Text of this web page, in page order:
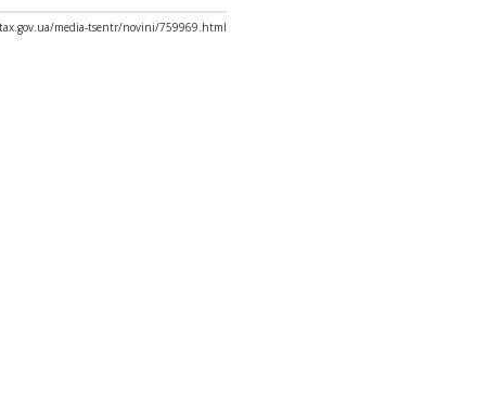
media-tsentr/novini/759969.html